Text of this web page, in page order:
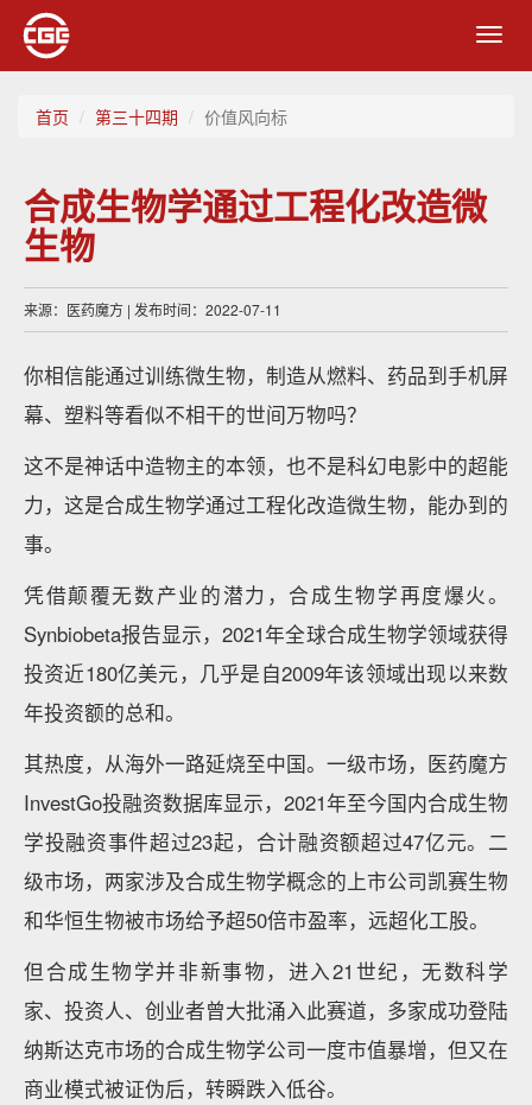
首页 第三十四期 价值风向标
合成生物学通过工程化改造微
生物
来源：医药魔方 | 发布时间：2022-07-11
你相信能通过训练微生物，制造从燃料、药品到手机屏
幕、塑料等看似不相干的世间万物吗？
这不是神话中造物主的本领，也不是科幻电影中的超能
力，这是合成生物学通过工程化改造微生物，能办到的
事。
凭借颠覆无数产业的潜力，合成生物学再度爆火。
Synbiobeta报告显示，2021年全球合成生物学领域获得
投资近180亿美元，几乎是自2009年该领域出现以来数
年投资额的总和。
其热度，从海外一路延烧至中国。一级市场，医药魔方
InvestGo投融资数据库显示，2021年至今国内合成生物
学投融资事件超过23起，合计融资额超过47亿元。二
级市场，两家涉及合成生物学概念的上市公司凯赛生物
和华恒生物被市场给予超50倍市盈率，远超化工股。
但合成生物学并非新事物，进入21世纪，无数科学
家、投资人、创业者曾大批涌入此赛道，多家成功登陆
纳斯达克市场的合成生物学公司一度市值暴增，但又在
商业模式被证伪后，转瞬跌入低谷。